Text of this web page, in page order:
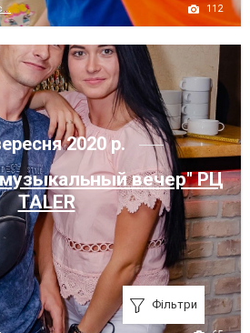
112
2020 р.
вечер" РЦ
TALER
Фільтри